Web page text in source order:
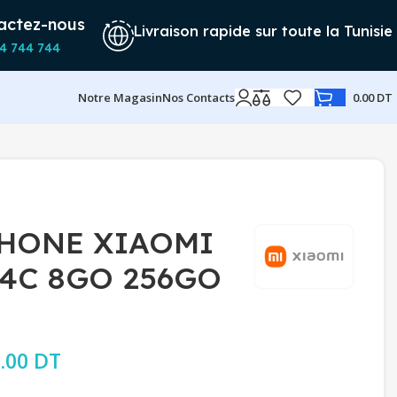
nous
744 744
Livraison rapide sur toute la Tunisie
Notre MagasinNos Contacts 0.00DT
XIAOMI
8GO 256GO
initial était : 579.00 DT.
DT